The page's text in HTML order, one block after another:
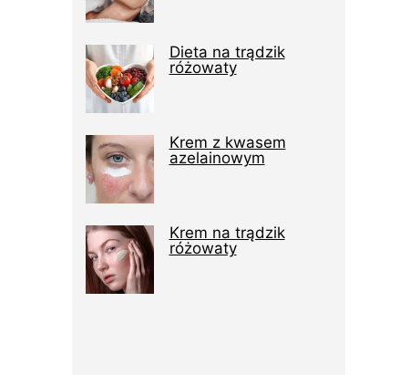
Dieta na trądzik
różowaty
Krem z kwasem
azelainowym
Krem na trądzik
różowaty